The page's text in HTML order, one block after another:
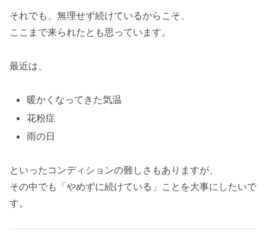
それでも、無理せず続けているからこそ、
ここまで来られたとも思っています。
最近は、
暖かくなってきた気温
花粉症
雨の日
といったコンディションの難しさもありますが、
その中でも「やめずに続けている」ことを大事にしたいで
す。